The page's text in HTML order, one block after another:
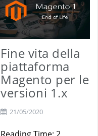
Fine vita della
piattaforma
Magento per le
versioni 1.x
21/05/2020
Reading Time: 2